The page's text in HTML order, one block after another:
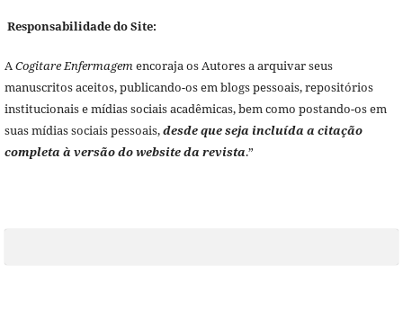
Responsabilidade do Site:
ACogitare Enfermagemencoraja os Autores a arquivar seus
manuscritos aceitos, publicando-os em blogs pessoais, repositórios
institucionais e mídias sociais acadêmicas, bem como postando-os em
suas mídias sociais pessoais,desde que seja incluída a citação
completa à versão do website da revista.”